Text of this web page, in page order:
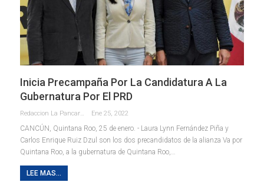
Inicia Precampaña Por La Candidatura A La
Gubernatura Por El PRD
Redaccion La Pancarta De Quintana Roo Ene 25, 2022
CANCÚN, Quintana Roo, 25 de enero. - Laura Lynn Fernández Piña y
Carlos Enrique Ruiz Dzul son los dos precandidatos de la alianza Va por
Quintana Roo, a la gubernatura de Quintana Roo,…
LEE MAS...